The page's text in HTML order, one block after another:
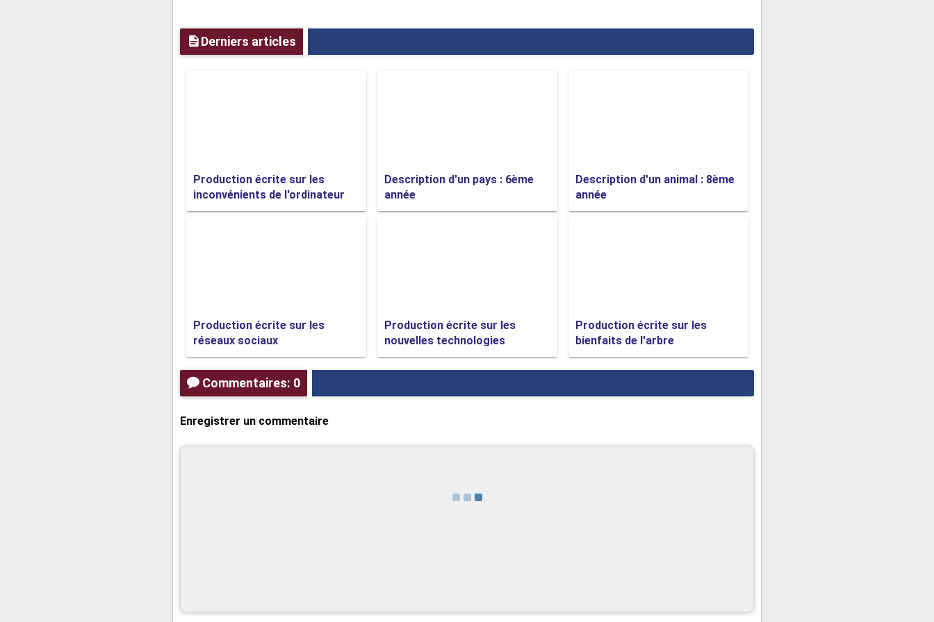
Exemples de descriptions du chien
Derniers articles
Description d'un animal : 8ème
année
Description d'un pays : 6ème
année
Production écrite sur les
inconvénients de l'ordinateur
Production écrite sur les
bienfaits de l'arbre
Production écrite sur les
nouvelles technologies
Production écrite sur les
réseaux sociaux
Commentaires: 0
Enregistrer un commentaire